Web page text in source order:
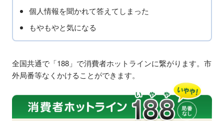
個人情報を聞かれて答えてしまった
もやもやと気になる
全国共通で「188」で消費者ホットラインに繋がります。市
外局番等なくかけることができます。